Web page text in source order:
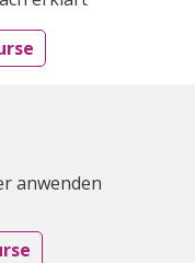
anwenden